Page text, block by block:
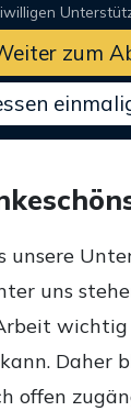
zum
unsere
uns
Daher
offen